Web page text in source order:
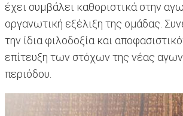
έχει συμβάλει καθοριστικά στην
οργανωτική εξέλιξη της ομάδας.
την ίδια φιλοδοξία και
επίτευξη των στόχων της νέας
περιόδου.